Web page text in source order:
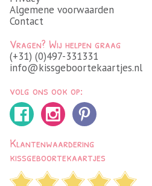
Algemene voorwaarden
Contact
Vragen? Wij helpen graag
(+31) (0)497-331331
info@kissgeboortekaartjes.nl
volg ons ook op:
Klantenwaardering
kissgeboortekaartjes